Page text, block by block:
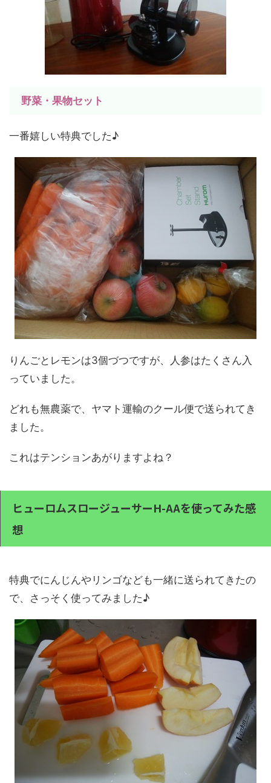
野菜・果物セット
一番嬉しい特典でした♪
りんごとレモンは3個づつですが、人参はたくさん入
っていました。
どれも無農薬で、ヤマト運輸のクール便で送られてき
ました。
これはテンションあがりますよね？
ヒューロムスロージューサーH-AAを使ってみた感
想
特典でにんじんやリンゴなども一緒に送られてきたの
で、さっそく使ってみました♪